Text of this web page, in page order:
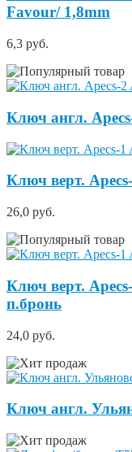
Favour/ 1,8mm
6,3 руб.
Ключ англ.
Ключ верт.
26,0 руб.
Ключ верт.
п.бронь
24,0 руб.
Ключ англ.